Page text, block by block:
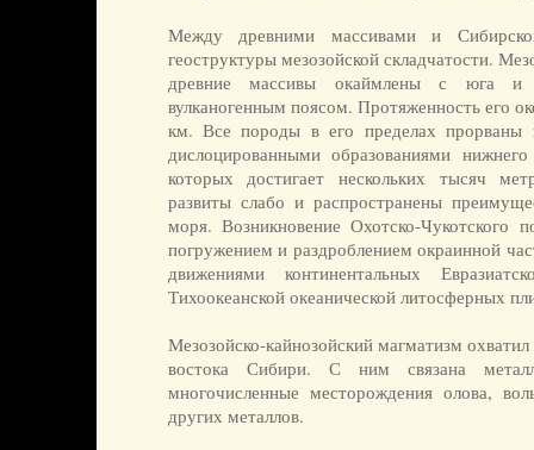
Между древними массивами и
геоструктуры мезозойской складчатости.
древние массивы окаймлены с юга и
вулканогенным поясом. Протяженность его
км. Все породы в его пределах прорваны
дислоцированными образованиями
которых достигает нескольких тысяч
развиты слабо и распространены
моря. Возникновение Охотско-Чукотского
погружением и раздроблением окраинной
движениями континентальных
Тихоокеанской океанической литосферных
Мезозойско-кайнозойский магматизм
востока Сибири. С ним связана
многочисленные месторождения олова,
других металлов.